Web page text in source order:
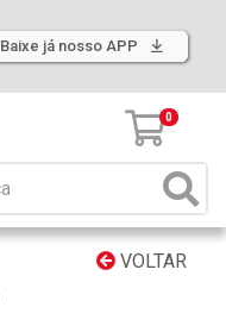
Baixe já nosso APP
0
VOLTAR